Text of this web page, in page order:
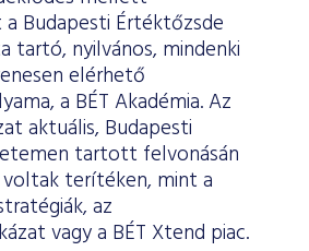
Budapesti Értéktőzsde
tartó, nyilvános, mindenki
elérhető
a BÉT Akadémia. Az
aktuális, Budapesti
tartott felvonásán
terítéken, mint a
az
vagy a BÉT Xtend piac.